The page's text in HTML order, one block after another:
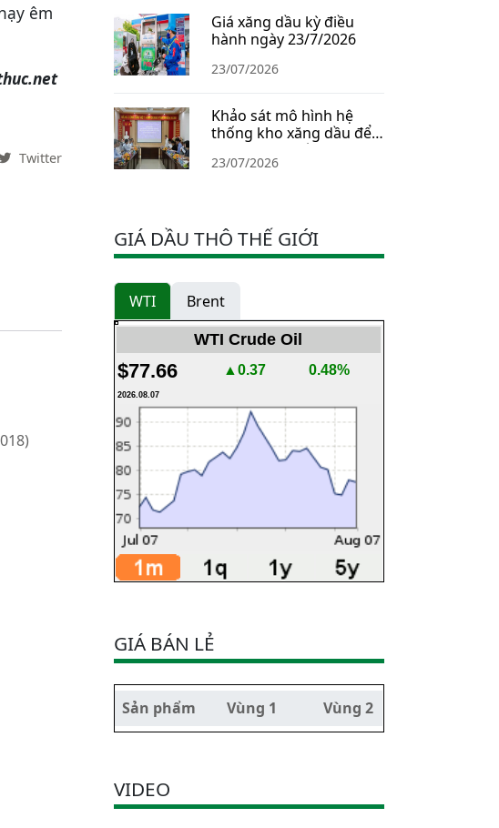
êm
Twitter
Giá xăng dầu kỳ điều
hành ngày 23/7/2026
23/07/2026
Khảo sát mô hình hệ
thống kho xăng dầu để
xây dựng Chiến lược dự
trữ năng lượng quốc gia
23/07/2026
GIÁ DẦU THÔ THẾ GIỚI
WTI Brent
WTI Crude Oil
$77.66 ▲0.37 0.48%
2026.08.07
GIÁ BÁN LẺ
Sản phẩm Vùng 1 Vùng 2
VIDEO